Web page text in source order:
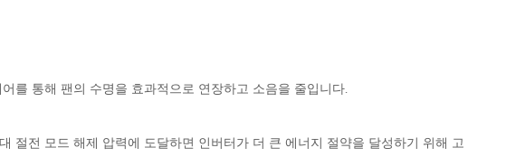
를 통해 팬의 수명을 효과적으로 연장하고 소음을 줄입니다.
절전 모드 해제 압력에 도달하면 인버터가 더 큰 에너지 절약을 달성하기 위해 고